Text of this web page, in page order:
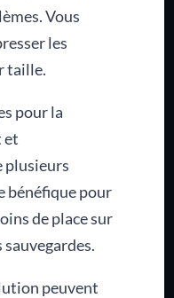
Vous
les
taille.
pour la
et
plusieurs
bénéfique pour
de place sur
sauvegardes.
peuvent